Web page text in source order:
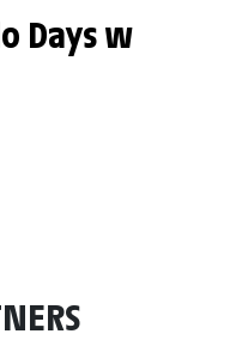
Days w